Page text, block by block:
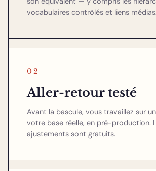
vocabulaires contrôlés et liens médias.
02
Aller-retour testé
Avant la bascule, vous travaillez sur
votre base réelle, en pré-production.
ajustements sont gratuits.